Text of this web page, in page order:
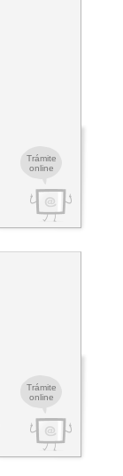
Trámite
online
Trámite
online